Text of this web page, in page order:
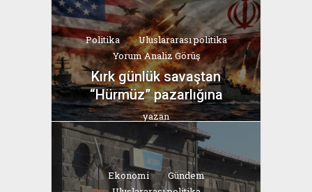
Politika
Uluslararası politika
Yorum Analiz Görüş
Kırk günlük savaştan
“Hürmüz” pazarlığına
yazan
Bahri Ak
Ekonomi
Gündem